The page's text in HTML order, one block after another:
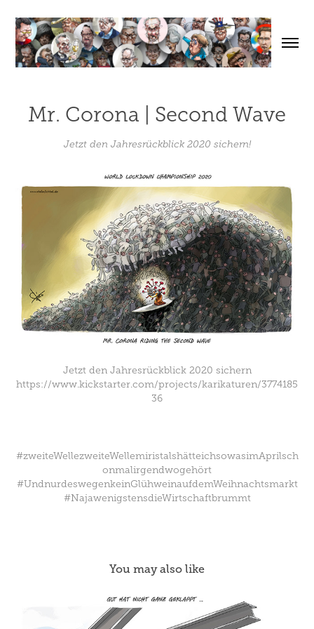
Mr. Corona | Second Wave
Jetzt den Jahresrückblick 2020 sichern!
Jetzt den Jahresrückblick 2020 sichern
https://www.kickstarter.com/projects/karikaturen/3774185
36
#zweiteWellezweiteWellemiristalshätteichsowasimAprilsch
onmalirgendwogehört
#UndnurdeswegenkeinGlühweinaufdemWeihnachtsmarkt
#NajawenigstensdieWirtschaftbrummt
You may also like